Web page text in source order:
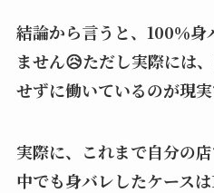
結論から言うと、100％
ません😥ただし実際には
せずに働いているのが現
実際に、これまで自分の
中でも身バレしたケース